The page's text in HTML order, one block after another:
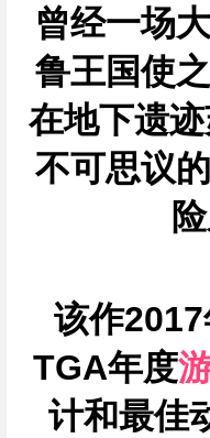
曾经一场
鲁王国使
在地下遗
不可思议
该作
TGA年度
计和最佳